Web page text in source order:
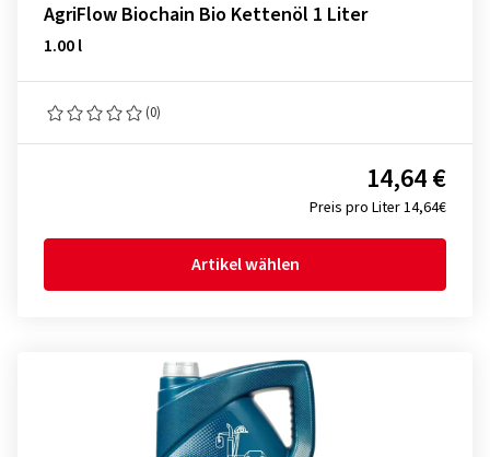
AgriFlow Biochain Bio Kettenöl 1 Liter
1.00 l
(0)
Preis pro Liter 14,64€
14,64 €
Artikel wählen